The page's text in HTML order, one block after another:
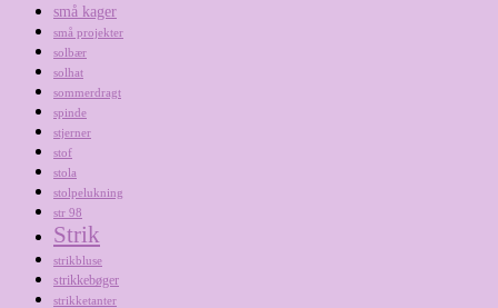
små kager
små projekter
solbær
solhat
sommerdragt
spinde
stjerner
stof
stola
stolpelukning
str 98
Strik
strikbluse
strikkebøger
strikketanter